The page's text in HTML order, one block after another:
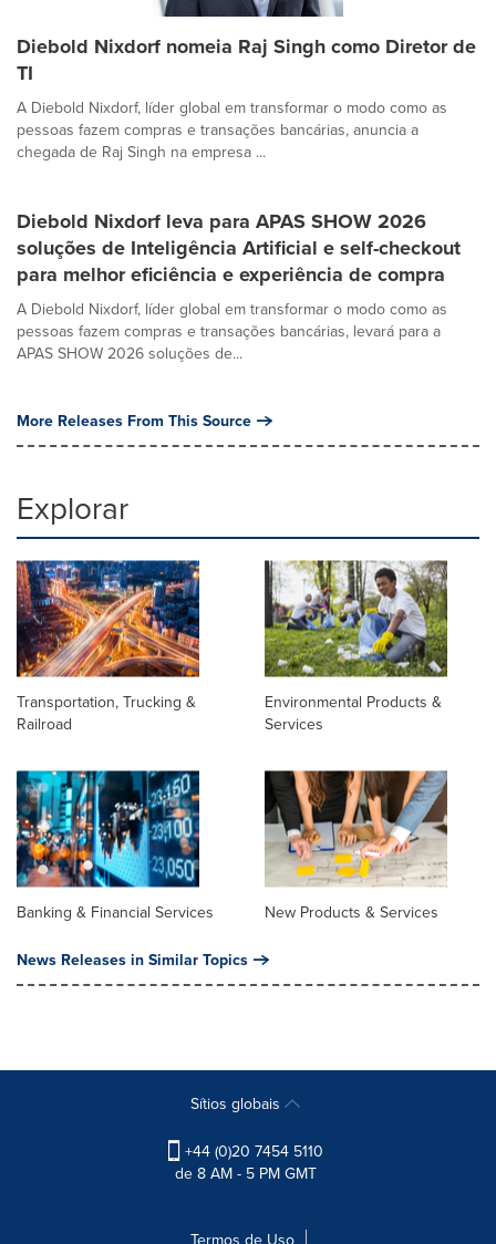
Diebold Nixdorf nomeia Raj Singh como Diretor de
TI
A Diebold Nixdorf, líder global em transformar o modo como as
pessoas fazem compras e transações bancárias, anuncia a
chegada de Raj Singh na empresa ...
Diebold Nixdorf leva para APAS SHOW 2026
soluções de Inteligência Artificial e self-checkout
para melhor eficiência e experiência de compra
A Diebold Nixdorf, líder global em transformar o modo como as
pessoas fazem compras e transações bancárias, levará para a
APAS SHOW 2026 soluções de...
More Releases From This Source
Explorar
Transportation, Trucking &
Railroad
Environmental Products &
Services
Banking & Financial Services New Products & Services
News Releases in Similar Topics
Sítios globais
+44 (0)20 7454 5110
de 8 AM - 5 PM GMT